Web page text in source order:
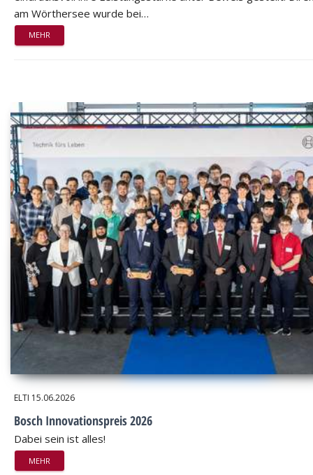
am Wörthersee wurde bei…
MEHR
ELTI 15.06.2026
Bosch Innovationspreis 2026
Dabei sein ist alles!
MEHR